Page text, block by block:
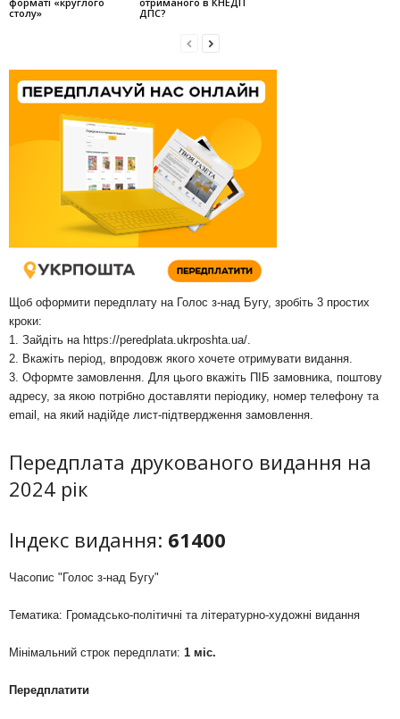
столу»
ДПС?
Щоб оформити передплату на Голос з-над Бугу, зробіть 3 простих
кроки:
1. Зайдіть на https://peredplata.ukrposhta.ua/
2. Вкажіть період, впродовж якого хочете отримувати видання.
3. Оформте замовлення. Для цього вкажіть ПІБ замовника, поштову
адресу, за якою потрібно доставляти періодику, номер телефону та
email, на який надійде лист-підтвердження замовлення.
Передплата друкованого видання на
2024 рік
Індекс видання: 61400
Часопис "Голос з-над Бугу"
Тематика: Громадсько-політичні та літературно-художні видання
Мінімальний строк передплати: 1 міс.
Передплатити